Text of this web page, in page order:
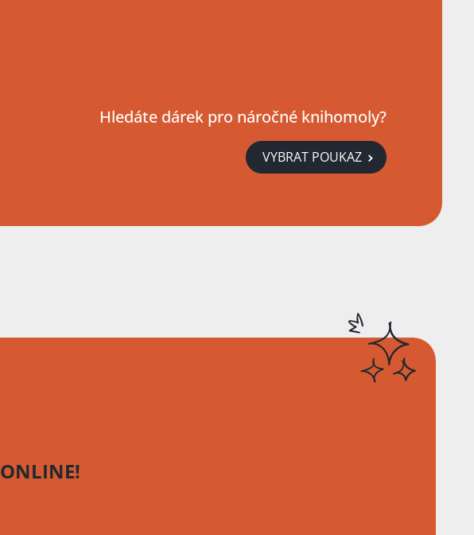
Hledáte dárek pro náročné knihomoly?
VYBRAT POUKAZ
ONLINE!